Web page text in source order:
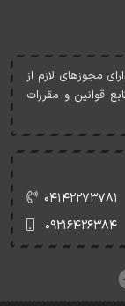
مجوزهای لازم از
قوانين و مقررات
۰۴۱۴۲۲۷۳۷۸۱
۰۹۲۱۶۴۲۶۳۸۴